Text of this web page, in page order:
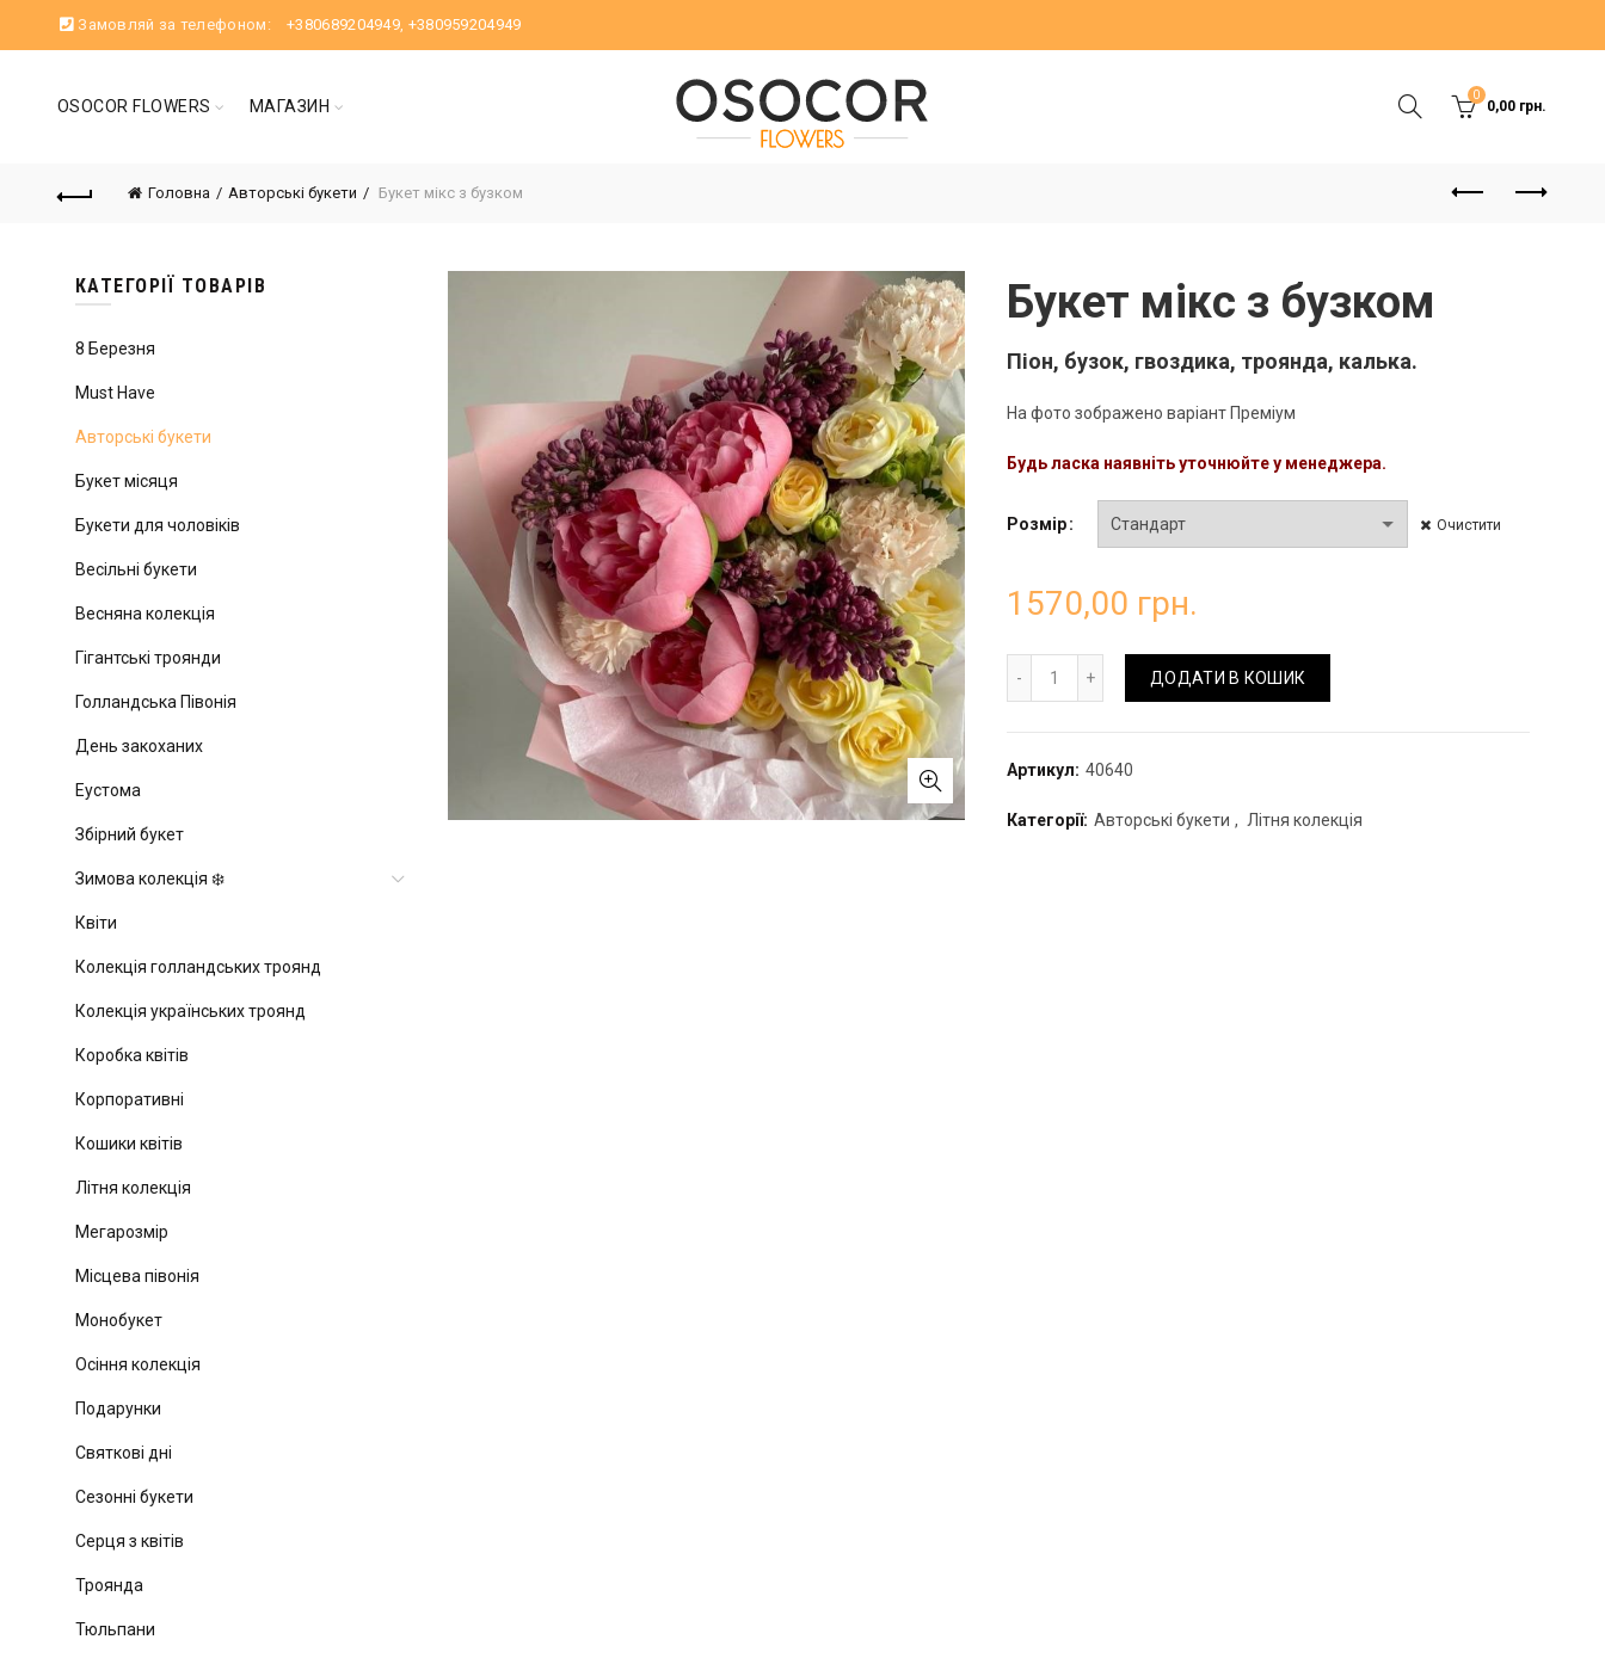
Замовляй за телефоном: +380689204949, +380959204949
OSOCOR FLOWERS МАГАЗИН
0
0,00грн.
Головна Авторські букети Букет мікс з бузком
Букет мікс з бузком
Піон, бузок, гвоздика, троянда, калька.
На фото зображено варіант Преміум
Будь ласка наявніть уточнюйте у менеджера.
Розмір Очистити
1570,00 грн.
ДОДАТИ В КОШИК
Артикул: 40640
Категорії: Авторські букети , Літня колекція
КАТЕГОРІЇ ТОВАРІВ
8 Березня
Must Have
Авторські букети
Букет місяця
Букети для чоловіків
Весільні букети
Весняна колекція
Гігантські троянди
Голландська Півонія
День закоханих
Еустома
Збірний букет
Зимова колекція ❄️
Квіти
Колекція голландських троянд
Колекція українських троянд
Коробка квітів
Корпоративні
Кошики квітів
Літня колекція
Мегарозмір
Місцева півонія
Монобукет
Осіння колекція
Подарунки
Святкові дні
Сезонні букети
Серця з квітів
Троянда
Тюльпани